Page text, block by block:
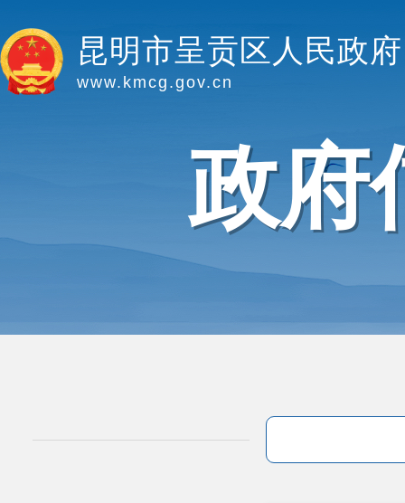
昆明市呈贡区人民政府
www.kmcg.gov.cn
政府